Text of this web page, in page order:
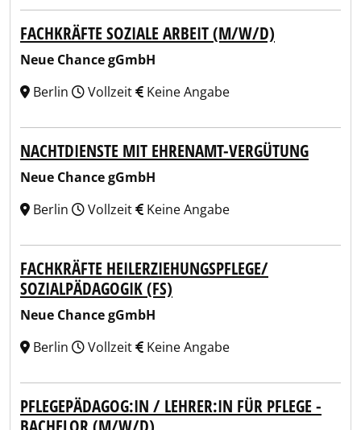
FACHKRÄFTE SOZIALE ARBEIT (M/W/D)
Neue Chance gGmbH
Berlin
Vollzeit Keine Angabe
NACHTDIENSTE MIT EHRENAMT-VERGÜTUNG
Neue Chance gGmbH
Berlin
Vollzeit Keine Angabe
FACHKRÄFTE HEILERZIEHUNGSPFLEGE/
SOZIALPÄDAGOGIK (FS)
Neue Chance gGmbH
Berlin
Vollzeit Keine Angabe
PFLEGEPÄDAGOG:IN / LEHRER:IN FÜR PFLEGE -